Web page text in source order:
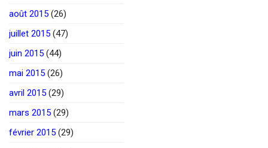
août 2015 (26)
juillet 2015 (47)
juin 2015 (44)
mai 2015 (26)
avril 2015 (29)
mars 2015 (29)
février 2015 (29)